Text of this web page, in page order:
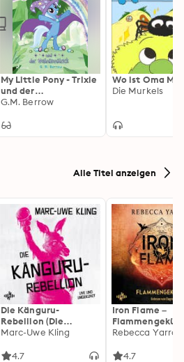
My Little Pony - Trixie
und der
Wahnsinnstrick
G.M. Berrow
Wo ist Oma
Die Murkels
Alle Titel anzeigen
Die Känguru-
Rebellion (Die
Känguru-Werke 5)
Marc-Uwe Kling
4.7
Iron Flame –
heißersehnte
Rebecca Yarros
4.7